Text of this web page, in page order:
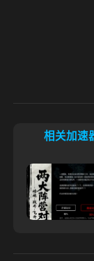
相关加速